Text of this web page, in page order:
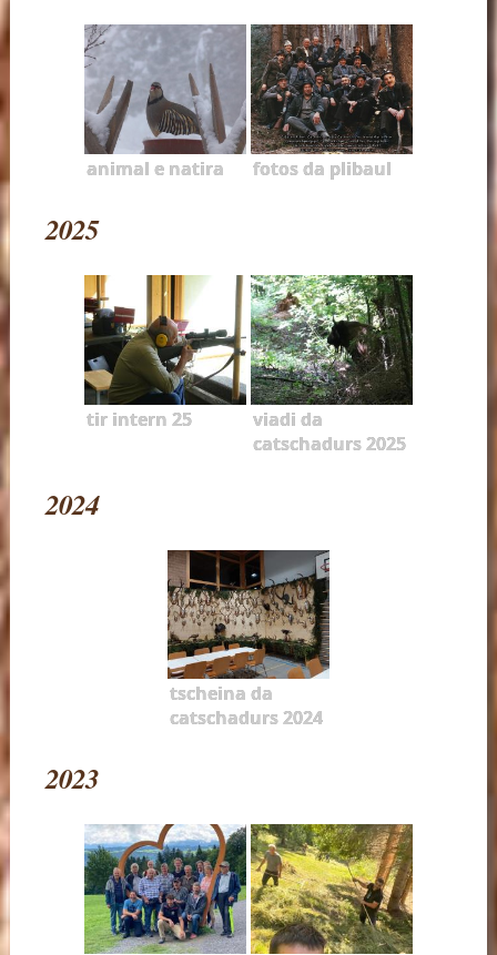
animal e natira fotos da plibaul
2025
tir intern 25
viadi da
catschadurs 2025
2024
tscheina da
catschadurs 2024
2023